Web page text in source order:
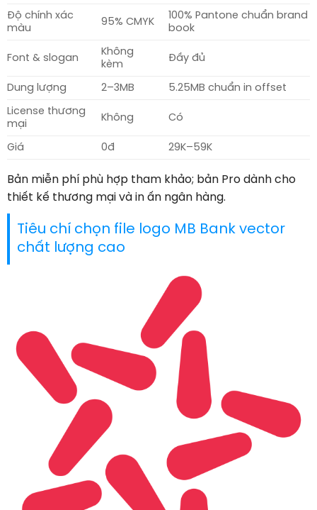
Độ chính xác
màu
95% CMYK
100% Pantone chuẩn brand
book
Font & slogan
Không
kèm
Đầy đủ
Dung lượng 2–3MB 5.25MB chuẩn in offset
License thương
mại
Không Có
Giá 0đ 29K–59K
Bản miễn phí phù hợp tham khảo; bản Pro dành cho
thiết kế thương mại và in ấn ngân hàng.
Tiêu chí chọn file logo MB Bank vector
chất lượng cao